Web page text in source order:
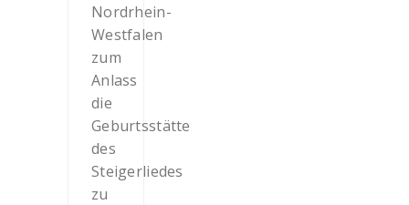
Nordrhein-
Westfalen
zum
Anlass
die
Geburtsstätte
des
Steigerliedes
zu